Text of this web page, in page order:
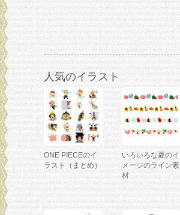
人気のイラスト
ONE PIECEのイ
ラスト（まとめ）
いろいろな夏のイ
メージのライン素
材